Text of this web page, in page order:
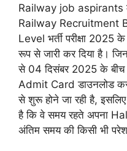
Railway job aspirants
Railway Recruitment
Level भर्ती परीक्षा
रूप से जारी कर दिया है।
से 04 दिसंबर 2025 के
Admit Card डाउनलोड
से शुरू होने जा रही है, इसलिए
है कि वे समय रहते अपना
अंतिम समय की किसी भी